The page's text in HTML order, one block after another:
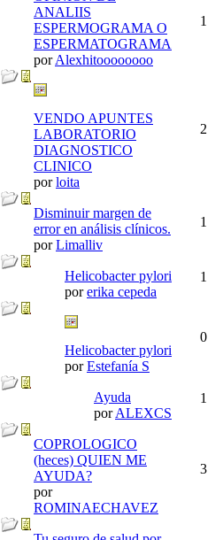
ANALIIS
ESPERMOGRAMA O
ESPERMATOGRAMA
porAlexhitoooooooo
1
VENDO APUNTES
LABORATORIO
DIAGNOSTICO
CLINICO
porloita
2
Disminuir margen de
error en análisis clínicos.
porLimalliv
1
Helicobacter pylori
porerika cepeda
1
Helicobacter pylori
porEstefanía S
0
Ayuda
porALEXCS
1
COPROLOGICO
(heces) QUIEN ME
AYUDA?
por
ROMINAECHAVEZ
3